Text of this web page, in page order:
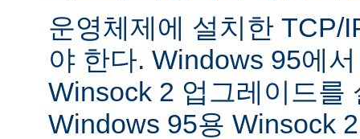
운영체제에 설치한 TCP/
야 한다. Windows 95에
Winsock 2 업그레이드를
Windows 95용 Winsock